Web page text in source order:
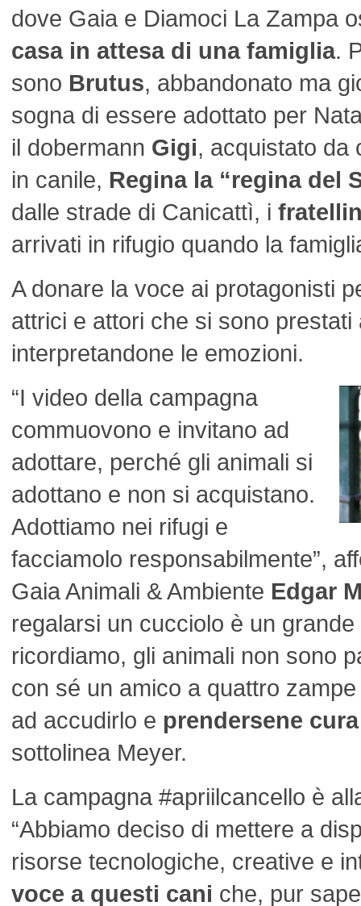
dove Gaia e Diamoci La Zampa
casa in attesa di una famiglia.
sono Brutus, abbandonato ma
sogna di essere adottato per
il dobermann Gigi, acquistato da
in canile, Regina la “regina del
dalle strade di Canicattì, i
arrivati in rifugio quando la
A donare la voce ai protagonisti
attrici e attori che si sono
interpretandone le emozioni.
“I video della campagna
commuovono e invitano ad
adottare, perché gli animali si
adottano e non si acquistano.
Adottiamo nei rifugi e
facciamolo responsabilmente”,
Gaia Animali & Ambiente Edgar
regalarsi un cucciolo è un
ricordiamo, gli animali non sono
con sé un amico a quattro
ad accudirlo e prendersene
sottolinea Meyer.
La campagna #apriilcancello è
“Abbiamo deciso di mettere a
risorse tecnologiche, creative e
voce a questi cani che, pur